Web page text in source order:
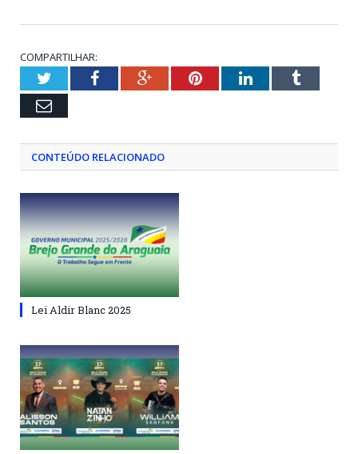
COMPARTILHAR:
TwitterFacebookGoogle+PinterestLinkedInTumblr
Email
CONTEÚDO RELACIONADO
Lei Aldir Blanc 2025